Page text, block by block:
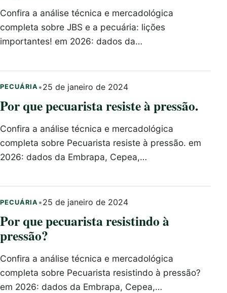
Confira a análise técnica e mercadológica
completa sobre JBS e a pecuária: lições
importantes! em 2026: dados da…
PECUÁRIA •25 de janeiro de 2024
Por que pecuarista resiste à pressão.
Confira a análise técnica e mercadológica
completa sobre Pecuarista resiste à pressão. em
2026: dados da Embrapa, Cepea,…
PECUÁRIA •25 de janeiro de 2024
Por que pecuarista resistindo à
pressão?
Confira a análise técnica e mercadológica
completa sobre Pecuarista resistindo à pressão?
em 2026: dados da Embrapa, Cepea,…